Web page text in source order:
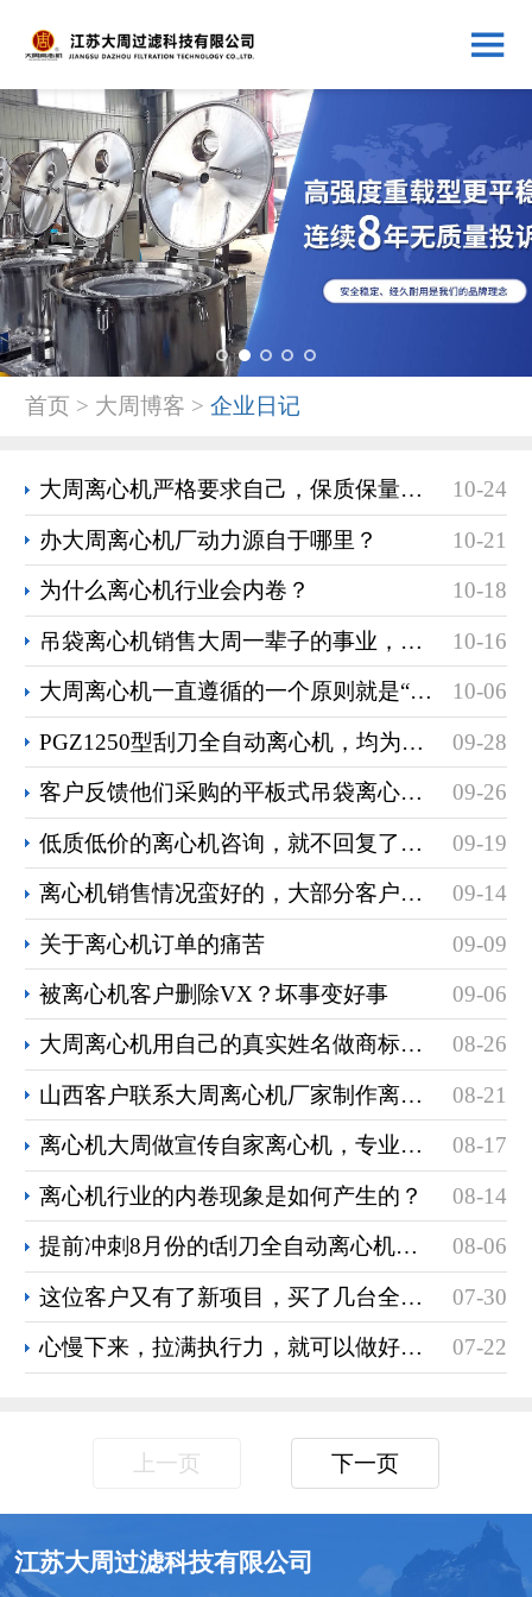
2 3 4 5
首页 > 大周博客 > 企业日记
10-24
大周离心机严格要求自己，保质保量完成刮刀全自动离心机
10-21
办大周离心机厂动力源自于哪里？
10-18
为什么离心机行业会内卷？
10-16
吊袋离心机销售大周一辈子的事业，没必要火急火燎
10-06
大周离心机一直遵循的一个原则就是“慢就是快”，心慢手勤
09-28
PGZ1250型刮刀全自动离心机，均为老客户常年复购订单
09-26
客户反馈他们采购的平板式吊袋离心机经常会出现故障
09-19
低质低价的离心机咨询，就不回复了，今天高端订单来了
09-14
离心机销售情况蛮好的，大部分客户开启了备货模式
09-09
关于离心机订单的痛苦
09-06
被离心机客户删除VX？坏事变好事
08-26
大周离心机用自己的真实姓名做商标，你敢吗？
08-21
山西客户联系大周离心机厂家制作离心机
08-17
离心机大周做宣传自家离心机，专业到没同行
08-14
离心机行业的内卷现象是如何产生的？
08-06
提前冲刺8月份的t刮刀全自动离心机的销售业绩
07-30
这位客户又有了新项目，买了几台全自动刮刀离心机
07-22
心慢下来，拉满执行力，就可以做好离心机的销售
上一页 下一页
江苏大周过滤科技有限公司